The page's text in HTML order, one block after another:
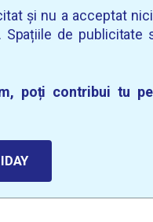
și nu a acceptat
Spațiile de publicitate
poți contribui tu